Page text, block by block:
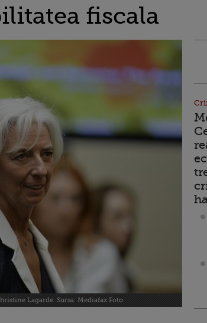
fiscala
Lagarde. Sursa: Mediafax Foto